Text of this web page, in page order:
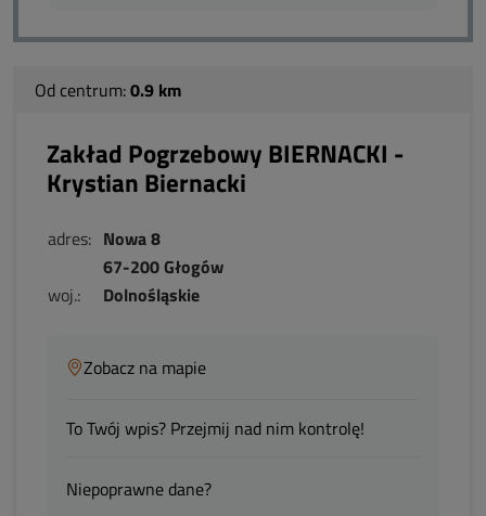
Od centrum:0.9 km
Zakład Pogrzebowy BIERNACKI -
Krystian Biernacki
adres: Nowa 8
67-200 Głogów
woj.:
Dolnośląskie
Zobacz na mapie
To Twój wpis? Przejmij nad nim kontrolę!
Niepoprawne dane?